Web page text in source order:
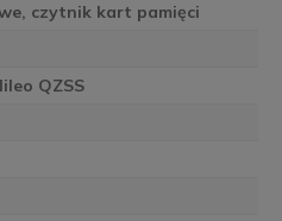
czytnik kart pamięci
QZSS